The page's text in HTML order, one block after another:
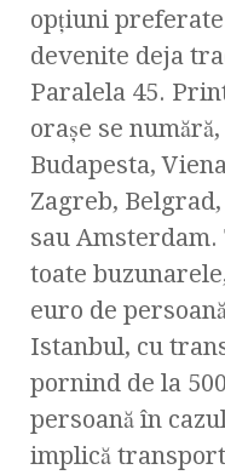
opțiuni
devenite deja
Paralela 45.
orașe se
Budapesta,
Zagreb,
sau
toate
euro de
Istanbul, cu
pornind de la
persoană în
implică